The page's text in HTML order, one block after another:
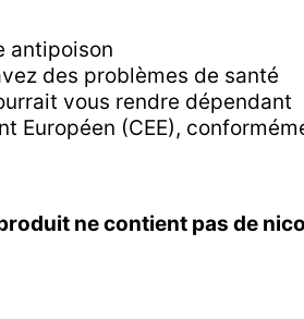
antipoison
des problèmes de santé
vous rendre dépendant
(CEE),
ne contient pas de